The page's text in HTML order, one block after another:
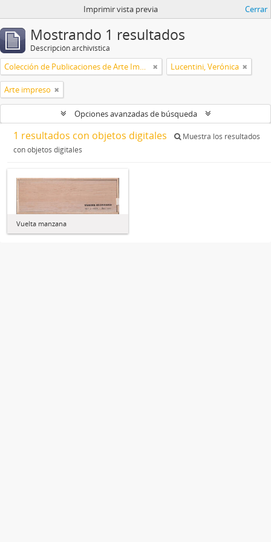
Imprimir vista previa Cerrar
Mostrando 1 resultados
Descripción archivística
Colección de Publicaciones de Arte Impreso Lucentini, Verónica
Arte impreso
Opciones avanzadas de búsqueda
1 resultados con objetos digitales
Muestra los resultados
con objetos digitales
Vuelta manzana